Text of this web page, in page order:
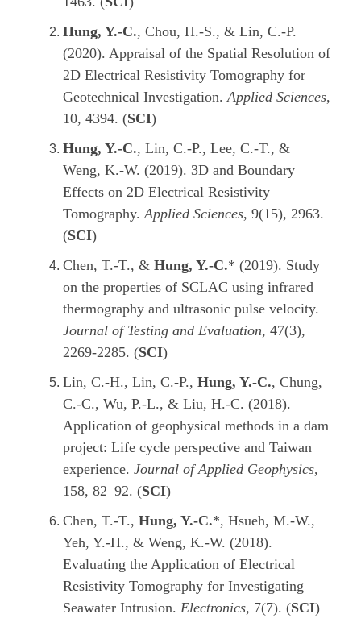
Hung, Y.-C., Chou, H.-S., & Lin, C.-P.
(2020). Appraisal of the Spatial Resolution of
2D Electrical Resistivity Tomography for
Geotechnical Investigation. Applied Sciences,
10, 4394. (SCI)
Hung, Y.-C., Lin, C.-P., Lee, C.-T., &
Weng, K.-W. (2019). 3D and Boundary
Effects on 2D Electrical Resistivity
Tomography. Applied Sciences, 9(15), 2963.
(SCI)
Chen, T.-T., & Hung, Y.-C.* (2019). Study
on the properties of SCLAC using infrared
thermography and ultrasonic pulse velocity.
Journal of Testing and Evaluation, 47(3),
2269-2285. (SCI)
Lin, C.-H., Lin, C.-P., Hung, Y.-C., Chung,
C.-C., Wu, P.-L., & Liu, H.-C. (2018).
Application of geophysical methods in a dam
project: Life cycle perspective and Taiwan
experience. Journal of Applied Geophysics,
158, 82–92. (SCI)
Chen, T.-T., Hung, Y.-C.*, Hsueh, M.-W.,
Yeh, Y.-H., & Weng, K.-W. (2018).
Evaluating the Application of Electrical
Resistivity Tomography for Investigating
Seawater Intrusion. Electronics, 7(7). (SCI)